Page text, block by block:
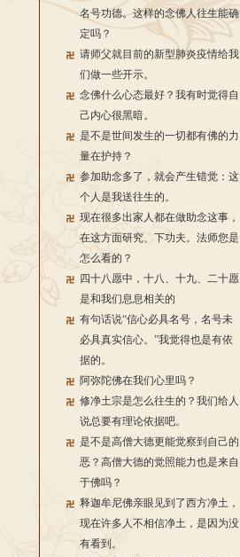
名号功德。这样的念佛人往生能确
定吗？
请师父就目前的新型肺炎疫情给我
们做一些开示。
念佛什么心态最好？我有时觉得自
己内心很黑暗。
是不是世间发生的一切都有佛的力
量在护持？
参加助念多了，就会产生错觉：这
个人是我送往生的。
现在很多出家人都在做助念这事，
在这方面研究、下功夫。法师您是
怎么看的？
四十八愿中，十八、十九、二十愿
是和我们息息相关的
有句话说“信心必具名号，名号未
必具真实信心。”我觉得也是有依
据的。
阿弥陀佛在我们心里吗？
修净土宗是怎么往生的？我们给人
说总要有理论依据吧。
是不是高僧大德更能觉察到自己的
恶？高僧大德的觉照能力也是来自
于佛吗？
释迦牟尼佛亲眼见到了西方净土，
现在许多人不相信净土，是因为没
有看到。